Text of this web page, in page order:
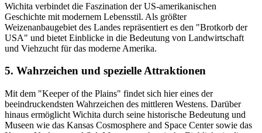
Wichita verbindet die Faszination der US-amerikanischen
Geschichte mit modernem Lebensstil. Als größter
Weizenanbaugebiet des Landes repräsentiert es den "Brotkorb der
USA" und bietet Einblicke in die Bedeutung von Landwirtschaft
und Viehzucht für das moderne Amerika.
5. Wahrzeichen und spezielle Attraktionen
Mit dem "Keeper of the Plains" findet sich hier eines der
beeindruckendsten Wahrzeichen des mittleren Westens. Darüber
hinaus ermöglicht Wichita durch seine historische Bedeutung und
Museen wie das Kansas Cosmosphere and Space Center sowie das